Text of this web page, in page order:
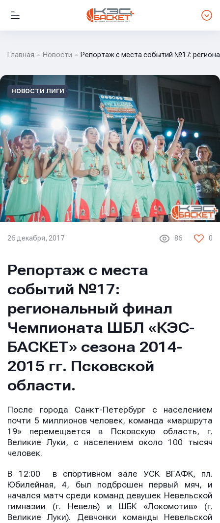
Главная Новости Репортаж с места событий №17:
НОВОСТИ ЛИГИ
26 декабря, 2017 86 0
Репортаж с места
событий №17:
региональный финал
Чемпионата ШБЛ «КЭС-
БАСКЕТ» сезона 2014-
2015 гг. Псковской
области.
После города Санкт-Петербург с населением
почти 5 миллионов человек, команда «маршрута
19» перемещается в Псковскую область, г.
Великие Луки, с населением около 100 тысяч
человек.
В 12:00 в спортивном зале УСК ВГАФК, пл.
Юбилейная, 4, был подброшен первый мяч, и
начался матч среди команд девушек Невельской
гимназии (г. Невель) и ШБК «Локомотив» (г.
Великие Луки). Девчонки команды Невельской